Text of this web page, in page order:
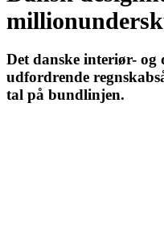
Det danske interiør-
udfordrende
tal på bundlinjen.